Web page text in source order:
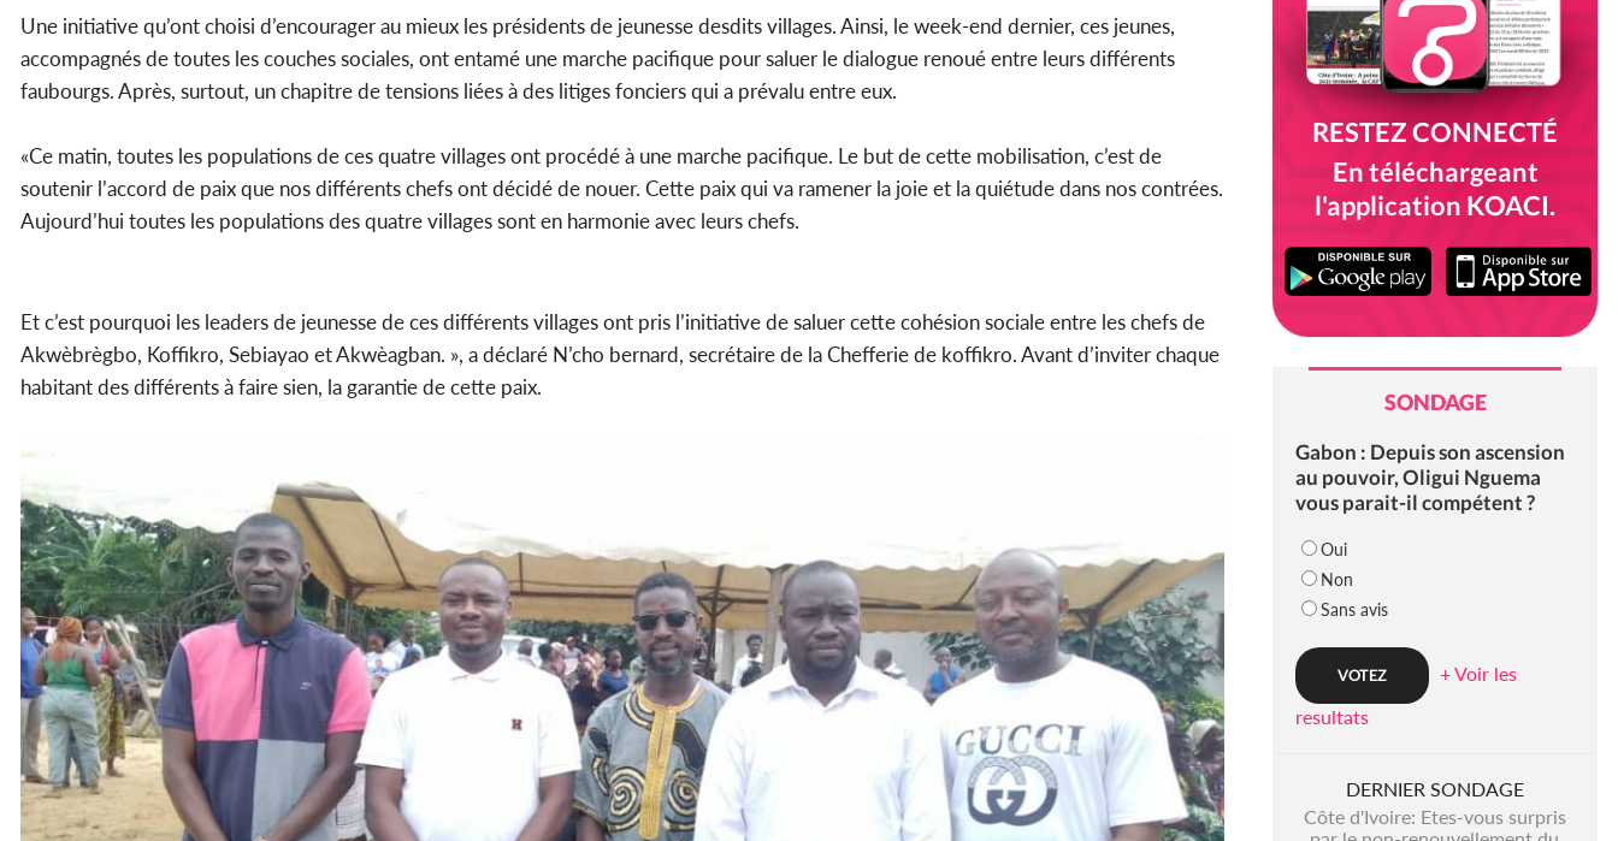
Une initiative qu’ont choisi d’encourager au mieux les présidents de jeunesse desdits villages. Ainsi, le week-end dernier, ces jeunes,
accompagnés de toutes les couches sociales, ont entamé une marche pacifique pour saluer le dialogue renoué entre leurs différents
faubourgs. Après, surtout, un chapitre de tensions liées à des litiges fonciers qui a prévalu entre eux.
«Ce matin, toutes les populations de ces quatre villages ont procédé à une marche pacifique. Le but de cette mobilisation, c’est de
soutenir l’accord de paix que nos différents chefs ont décidé de nouer. Cette paix qui va ramener la joie et la quiétude dans nos contrées.
Aujourd’hui toutes les populations des quatre villages sont en harmonie avec leurs chefs.
Et c’est pourquoi les leaders de jeunesse de ces différents villages ont pris l’initiative de saluer cette cohésion sociale entre les chefs de
Akwèbrègbo, Koffikro, Sebiayao et Akwèagban. », a déclaré N’cho bernard, secrétaire de la Chefferie de koffikro. Avant d’inviter chaque
habitant des différents à faire sien, la garantie de cette paix.
RESTEZ CONNECTÉ
En téléchargeant
l'application KOACI.
SONDAGE
Gabon : Depuis son ascension
au pouvoir, Oligui Nguema
vous parait-il compétent ?
Oui
Non
Sans avis
+ Voir les
resultats
DERNIER SONDAGE
Côte d'Ivoire: Etes-vous surpris